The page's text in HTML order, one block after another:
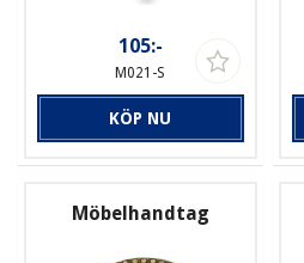
105:-
M021-S
KÖP NU
Möbelhandtag